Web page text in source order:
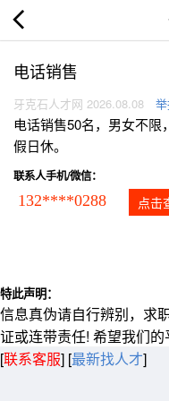
电话销售
牙克石人才网 2026.08.08
电话销售50名，男女不限
假日休。
联系人手机/微信：
132****0288 点击
特此声明：
信息真伪请自行辨别，求
证或连带责任! 希望我们的
[联系客服] [最新找人才]